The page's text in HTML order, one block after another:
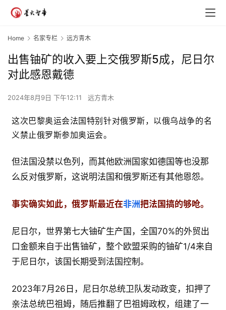
Home 名家专栏 远方青木
出售铀矿的收入要上交俄罗斯5成，尼日尔
对此感恩戴德
2024年8月9日 下午12:11 远方青木
这次巴黎奥运会法国特别针对俄罗斯，以俄乌战争的名
义禁止俄罗斯参加奥运会。
但法国没禁以色列，而其他欧洲国家如德国等也没那
么反对俄罗斯，这说明法国和俄罗斯还有其他恩怨。
事实确实如此，俄罗斯最近在非洲把法国搞的够呛。
尼日尔，世界第七大铀矿生产国，全国70%的外贸出
口金额来自于出售铀矿，整个欧盟采购的铀矿1/4来自
于尼日尔，该国长期受到法国控制。
2023年7月26日，尼日尔总统卫队发动政变，扣押了
亲法总统巴祖姆，随后推翻了巴祖姆政权，组建了一